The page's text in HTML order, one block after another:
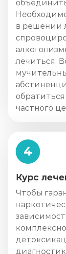
в решении
лечиться.
частного
4
Курс
Чтобы